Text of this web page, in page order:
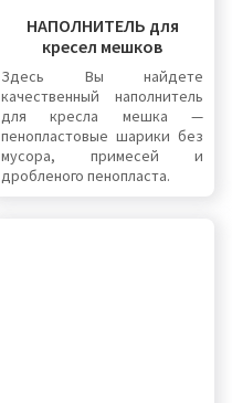
НАПОЛНИТЕЛЬ для
кресел мешков
Здесь Вы найдете
качественный наполнитель
для кресла мешка —
пенопластовые шарики без
мусора, примесей и
дробленого пенопласта.